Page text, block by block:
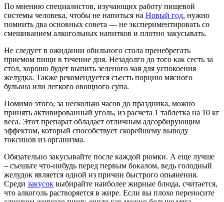
По мнению специалистов, изучающих работу пищевой
системы человека, чтобы не напиться на Новый год, нужно
помнить два основных совета — не экспериментировать со
смешиванием алкогольных напитков и плотно закусывать.
Не следует в ожидании обильного стола пренебрегать
приемом пищи в течение дня. Незадолго до того как сесть за
стол, хорошо будет выпить зеленого чая для успокоения
желудка. Также рекомендуется съесть порцию мясного
бульона или легкого овощного супа.
Помимо этого, за несколько часов до праздника, можно
принять активированный уголь, из расчета 1 таблетка на 10 кг
веса. Этот препарат обладает отличным адсорбирующим
эффектом, который способствует скорейшему выводу
токсинов из организма.
Обязательно закусывайте после каждой рюмки. А еще лучше
– съешьте что-нибудь перед первым бокалом, ведь голодный
желудок является одной из причин быстрого опьянения.
Среди закусок выбирайте наиболее жирные блюда, считается,
что алкоголь растворяется в жире. Если вы плохо переносите